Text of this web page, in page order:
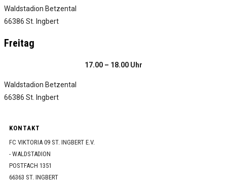
Waldstadion Betzental
66386 St. Ingbert
Freitag
17.00 – 18.00 Uhr
Waldstadion Betzental
66386 St. Ingbert
KONTAKT
FC VIKTORIA 09 ST. INGBERT E.V.
- WALDSTADION
POSTFACH 1351
66363 ST. INGBERT